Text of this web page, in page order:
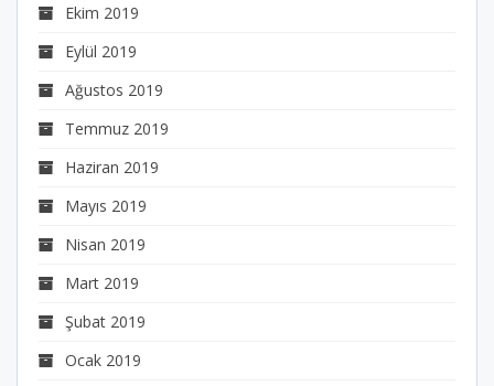
Ekim 2019
Eylül 2019
Ağustos 2019
Temmuz 2019
Haziran 2019
Mayıs 2019
Nisan 2019
Mart 2019
Şubat 2019
Ocak 2019